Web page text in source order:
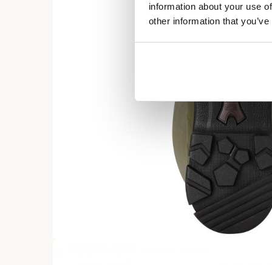
information about your use
other information that